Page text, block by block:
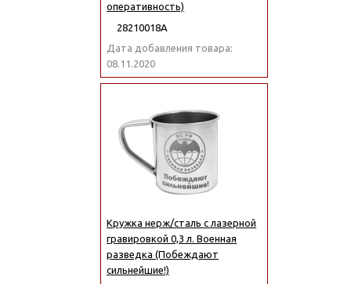
оперативность)
28210018А
Дата добавления товара:
08.11.2020
Кружка нерж/сталь с лазерной
гравировкой 0,3 л. Военная
разведка (Побеждают
сильнейшие!)